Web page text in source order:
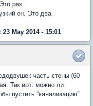
раз.
он. Это два.
May 2014 - 15:01
часть стены (60
Так вот: можно ли
пустить "канализацию"